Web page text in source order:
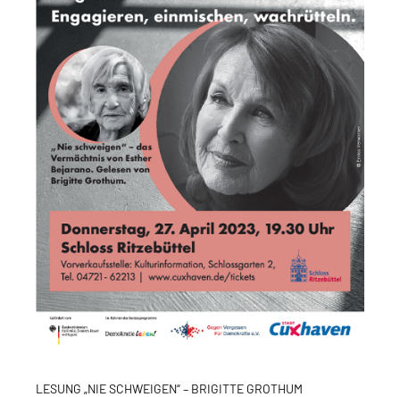
LESUNG „NIE SCHWEIGEN“ – BRIGITTE GROTHUM